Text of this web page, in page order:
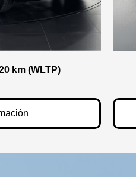
km (WLTP)